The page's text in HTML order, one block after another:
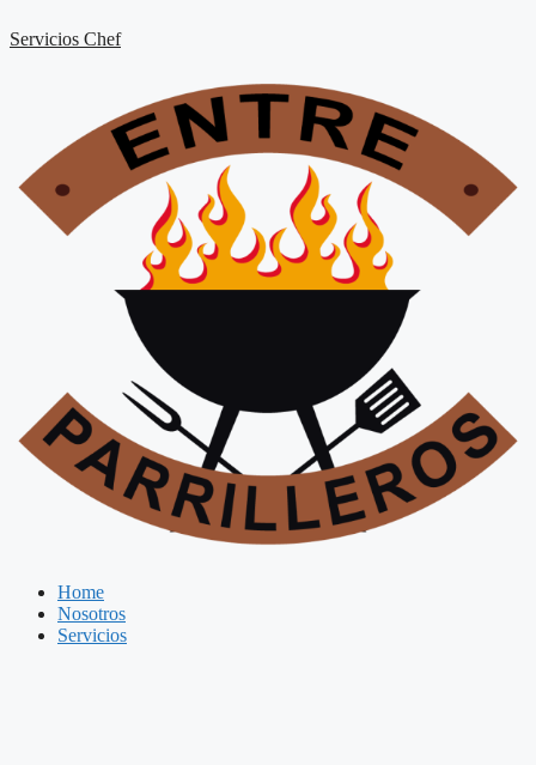
al
Servicios Chef
Home
Nosotros
Servicios